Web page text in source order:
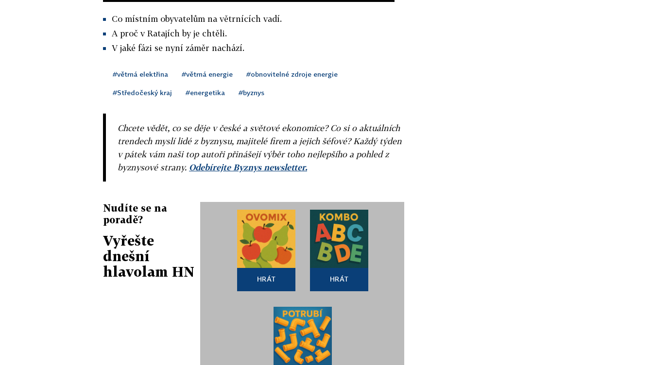
Co místním obyvatelům na větrnících vadí.
A proč v Ratajích by je chtěli.
V jaké fázi se nyní záměr nachází.
#větrná elektřina #větrná energie #obnovitelné zdroje energie
#Středočeský kraj #energetika #byznys
Chcete vědět, co se děje v české a světové ekonomice? Co si o aktuálních
trendech myslí lidé z byznysu, majitelé firem a jejich šéfové? Každý týden
v pátek vám naši top autoři přinášejí výběr toho nejlepšího a pohled z
byznysové strany. Odebírejte Byznys newsletter.
Nudíte se na
poradě?
Vyřešte
dnešní
hlavolam HN
HRÁT HRÁT